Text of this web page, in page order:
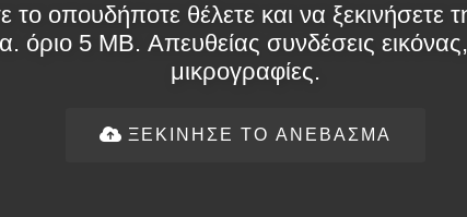
το οπουδήποτε θέλετε και να
όριο 5 MB. Απευθείας συνδέσεις
μικρογραφίες.
ΞΕΚΊΝΗΣΕ ΤΟ ΑΝΈΒΑΣΜΑ